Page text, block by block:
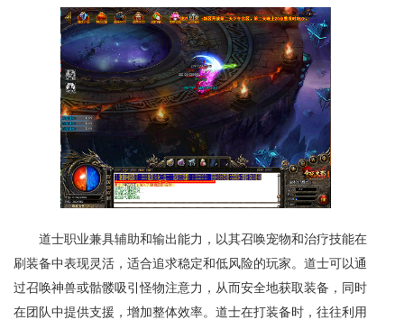
道士职业兼具辅助和输出能力，以其召唤宠物和治疗技能在
刷装备中表现灵活，适合追求稳定和低风险的玩家。道士可以通
过召唤神兽或骷髅吸引怪物注意力，从而安全地获取装备，同时
在团队中提供支援，增加整体效率。道士在打装备时，往往利用